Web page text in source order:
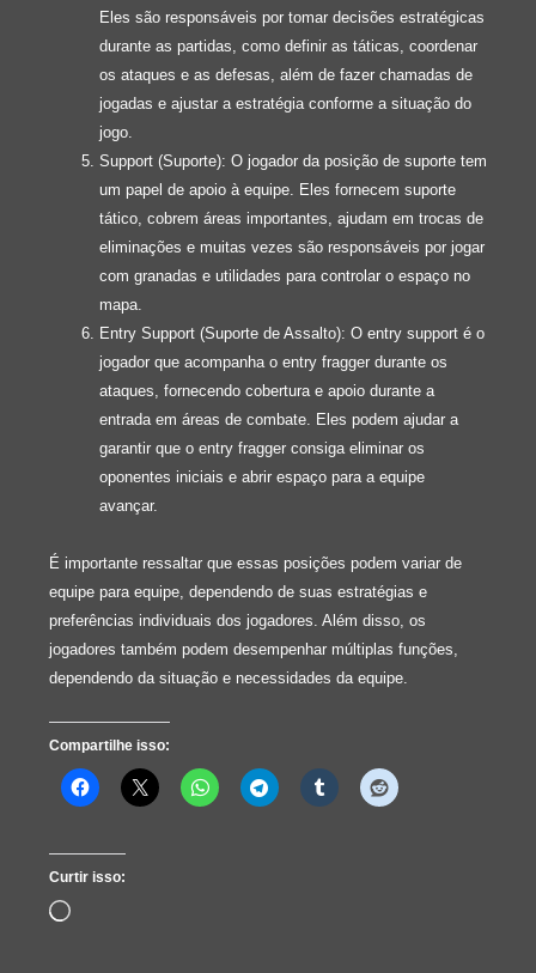
Eles são responsáveis por tomar decisões estratégicas
durante as partidas, como definir as táticas, coordenar
os ataques e as defesas, além de fazer chamadas de
jogadas e ajustar a estratégia conforme a situação do
jogo.
Support (Suporte): O jogador da posição de suporte tem
um papel de apoio à equipe. Eles fornecem suporte
tático, cobrem áreas importantes, ajudam em trocas de
eliminações e muitas vezes são responsáveis por jogar
com granadas e utilidades para controlar o espaço no
mapa.
Entry Support (Suporte de Assalto): O entry support é o
jogador que acompanha o entry fragger durante os
ataques, fornecendo cobertura e apoio durante a
entrada em áreas de combate. Eles podem ajudar a
garantir que o entry fragger consiga eliminar os
oponentes iniciais e abrir espaço para a equipe
avançar.
É importante ressaltar que essas posições podem variar de
equipe para equipe, dependendo de suas estratégias e
preferências individuais dos jogadores. Além disso, os
jogadores também podem desempenhar múltiplas funções,
dependendo da situação e necessidades da equipe.
Compartilhe isso:
Curtir isso:
Carregando...